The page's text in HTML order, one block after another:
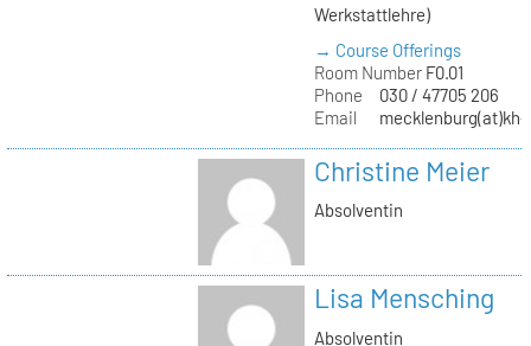
Werkstattlehre)
→ Course Offerings
Room NumberF0.01
Phone
030 / 47705 206
Email
Christine Meier
Absolventin
Lisa Mensching
Absolventin